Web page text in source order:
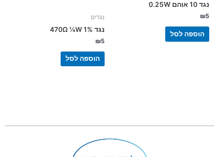
נגד 10 אוהם 0.25W
₪5
הוספה לסל
נגדים
נגד 470Ω ¼W 1%
₪5
הוספה לסל